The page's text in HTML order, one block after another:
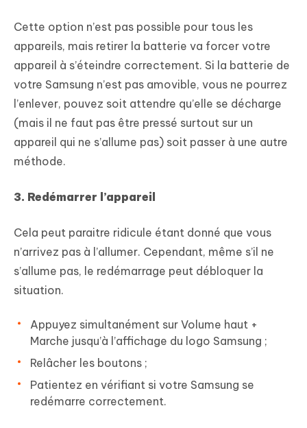
Cette option n’est pas possible pour tous les
appareils, mais retirer la batterie va forcer votre
appareil à s’éteindre correctement. Si la batterie de
votre Samsung n’est pas amovible, vous ne pourrez
l’enlever, pouvez soit attendre qu’elle se décharge
(mais il ne faut pas être pressé surtout sur un
appareil qui ne s’allume pas) soit passer à une autre
méthode.
3. Redémarrer l’appareil
Cela peut paraitre ridicule étant donné que vous
n’arrivez pas à l’allumer. Cependant, même s’il ne
s’allume pas, le redémarrage peut débloquer la
situation.
Appuyez simultanément sur Volume haut +
Marche jusqu’à l’affichage du logo Samsung ;
Relâcher les boutons ;
Patientez en vérifiant si votre Samsung se
redémarre correctement.